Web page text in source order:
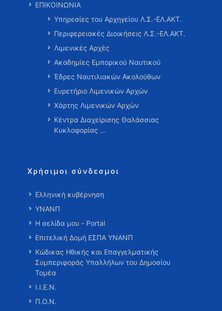
ΕΠΙΚΟΙΝΩΝΙΑ
Υπηρεσίες του Αρχηγείου Λ.Σ.-ΕΛ.ΑΚΤ.
Περιφερειακές Διοικήσεις Λ.Σ.-ΕΛ.ΑΚΤ.
Λιμενικές Αρχές
Ακαδημίες Εμπορικού Ναυτικού
Έδρες Ναυτιλιακών Ακολούθων
Ευρετήριο Λιμενικών Αρχών
Χάρτης Λιμενικών Αρχών
Κέντρα Διαχείρισης Θαλάσσιας
Κυκλοφορίας …
Χρήσιμοι σύνδεσμοι
Ελληνική κυβέρνηση
ΥΝΑΝΠ
Η σελίδα μου - Portal
Επιτελική Δομή ΕΣΠΑ ΥΝΑΝΠ
Κώδικας Ηθικής και Επαγγελματικής
Συμπεριφοράς Υπαλλήλων του Δημοσίου
Τομέα
Ι.Ι.Ε.Ν.
Π.Ο.Ν.